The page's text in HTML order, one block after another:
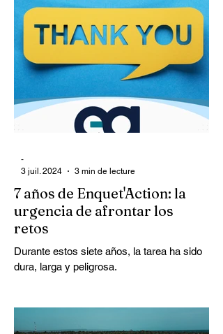
7 años de Enquet'Action: la
urgencia de afrontar los
retos
Durante estos siete años, la tarea ha sido
dura, larga y peligrosa.
-
3 juil. 2024
3 min de lecture